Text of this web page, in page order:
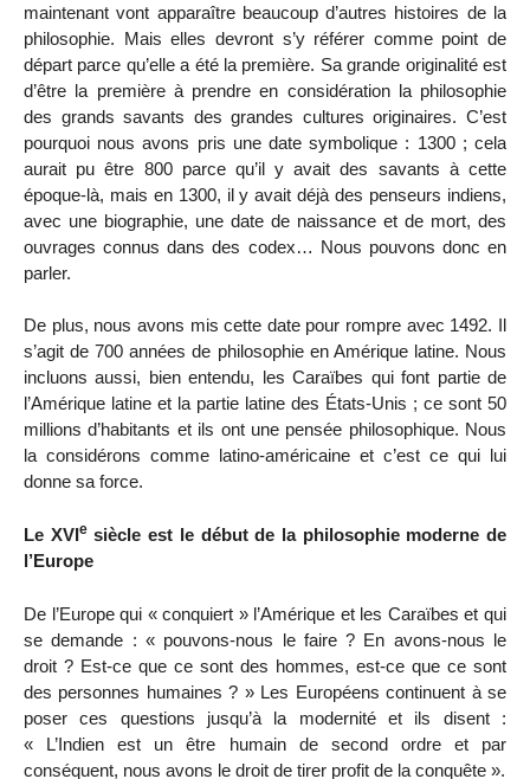
maintenant vont apparaître beaucoup d’autres histoires de la
philosophie. Mais elles devront s’y référer comme point de
départ parce qu’elle a été la première. Sa grande originalité est
d’être la première à prendre en considération la philosophie
des grands savants des grandes cultures originaires. C’est
pourquoi nous avons pris une date symbolique : 1300 ; cela
aurait pu être 800 parce qu’il y avait des savants à cette
époque-là, mais en 1300, il y avait déjà des penseurs indiens,
avec une biographie, une date de naissance et de mort, des
ouvrages connus dans des codex… Nous pouvons donc en
parler.
De plus, nous avons mis cette date pour rompre avec 1492. Il
s’agit de 700 années de philosophie en Amérique latine. Nous
incluons aussi, bien entendu, les Caraïbes qui font partie de
l’Amérique latine et la partie latine des États-Unis ; ce sont 50
millions d’habitants et ils ont une pensée philosophique. Nous
la considérons comme latino-américaine et c’est ce qui lui
donne sa force.
Le XVIesiècle est le début de la philosophie moderne de
l’Europe
De l’Europe qui « conquiert » l’Amérique et les Caraïbes et qui
se demande : « pouvons-nous le faire ? En avons-nous le
droit ? Est-ce que ce sont des hommes, est-ce que ce sont
des personnes humaines ? » Les Européens continuent à se
poser ces questions jusqu’à la modernité et ils disent :
« L’Indien est un être humain de second ordre et par
conséquent, nous avons le droit de tirer profit de la conquête ».